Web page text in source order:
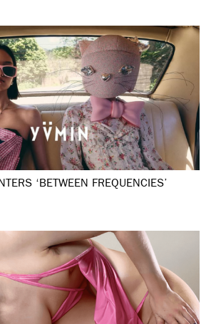
‘BETWEEN FREQUENCIES’